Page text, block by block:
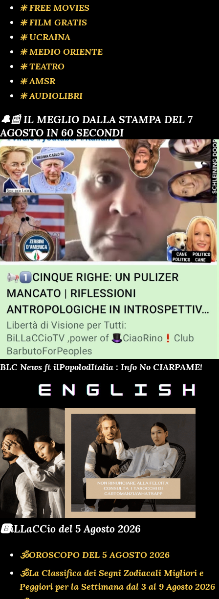
❇️ FREE MOVIES
❇️ FILM GRATIS
❇️ UCRAINA
❇️ MEDIO ORIENTE
❇️ TEATRO
❇️ AMSR
❇️ AUDIOLIBRI
🔔📰 IL MEGLIO DALLA STAMPA DEL 7
AGOSTO IN 60 SECONDI
BLC News ft ilPopolodItalia : Info No CIARPAME!
🅱️iLLaCCio del 5 Agosto 2026
🕉OROSCOPO DEL 5 AGOSTO 2026
🕉La Classifica dei Segni Zodiacali Migliori e
Peggiori per la Settimana dal 3 al 9 Agosto 2026